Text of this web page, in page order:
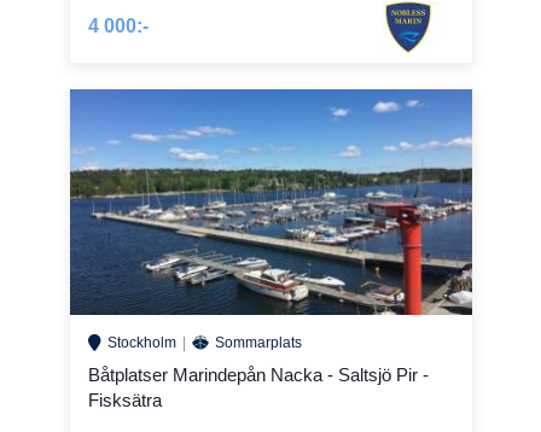
4 000:-
Stockholm Sommarplats
Båtplatser Marindepån Nacka - Saltsjö Pir -
Fisksätra